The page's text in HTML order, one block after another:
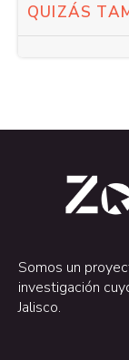
QUIZÁS
Somos un
investigación
Jalisco.